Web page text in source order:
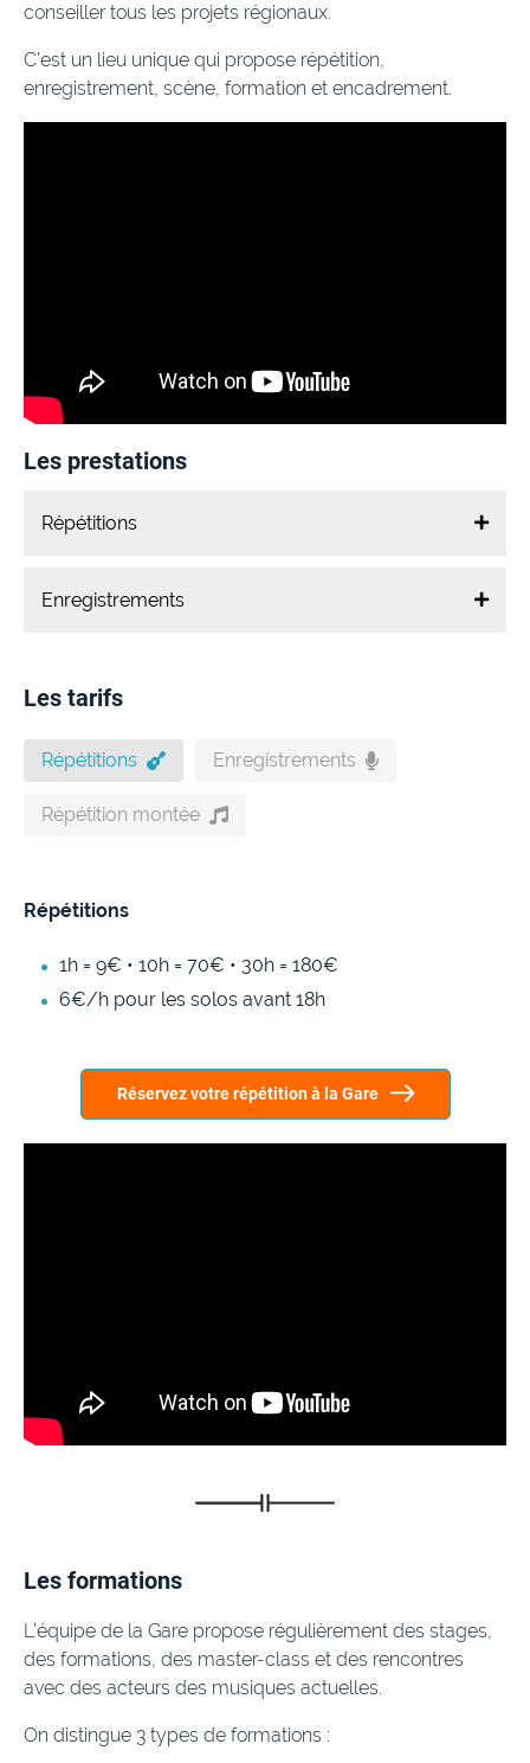
conseiller tous les projets régionaux.
C’est un lieu unique qui propose répétition,
enregistrement, scène, formation et encadrement.
Les prestations
Répétitions
Enregistrements
Les tarifs
Répétitions Enregistrements
Répétition montée
Répétitions
1h = 9€ • 10h = 70€ • 30h = 180€
6€/h pour les solos avant 18h
Réservez votre répétition à la Gare
Les formations
L’équipe de la Gare propose régulièrement des stages,
des formations, des master-class et des rencontres
avec des acteurs des musiques actuelles.
On distingue 3 types de formations :